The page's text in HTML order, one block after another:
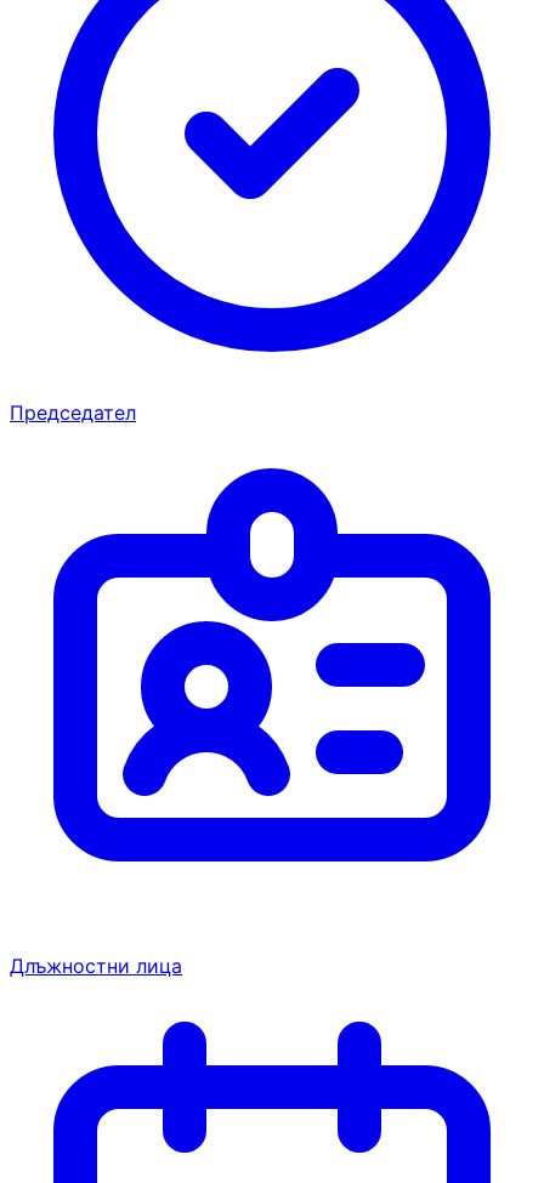
Председател
Длъжностни лица